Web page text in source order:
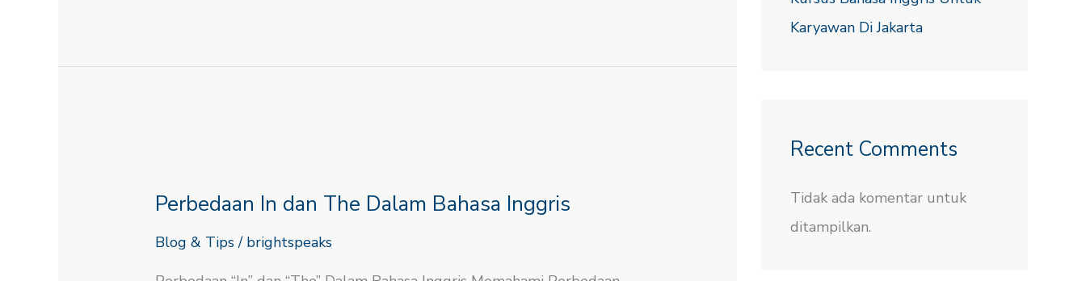
Perbedaan In dan The Dalam Bahasa Inggris
Blog & Tips / brightspeaks
dan
Dalam
Bahasa
Karyawan Di Jakarta
Recent Comments
Tidak ada komentar untuk
ditampilkan.